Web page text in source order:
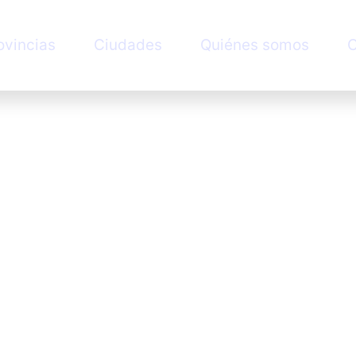
Ciudades Quiénes somos